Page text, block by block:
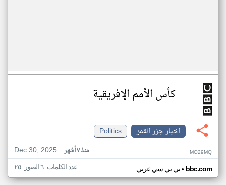
كأس الأمم الإفريقية
اخبار جزر القمر
Politics
Dec 30, 2025
منذ ٧ أشهر MO29MQ
بي بي سي عربي• bbc.com عدد الكلمات: ٦ الصور: ٢٥